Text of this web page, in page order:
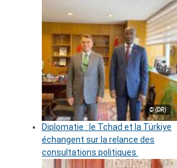
© (DR)
Diplomatie : le Tchad et la Türkiye
échangent sur la relance des
consultations politiques